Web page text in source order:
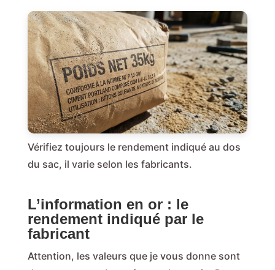
Vérifiez toujours le rendement indiqué au dos
du sac, il varie selon les fabricants.
L’information en or : le
rendement indiqué par le
fabricant
Attention, les valeurs que je vous donne sont